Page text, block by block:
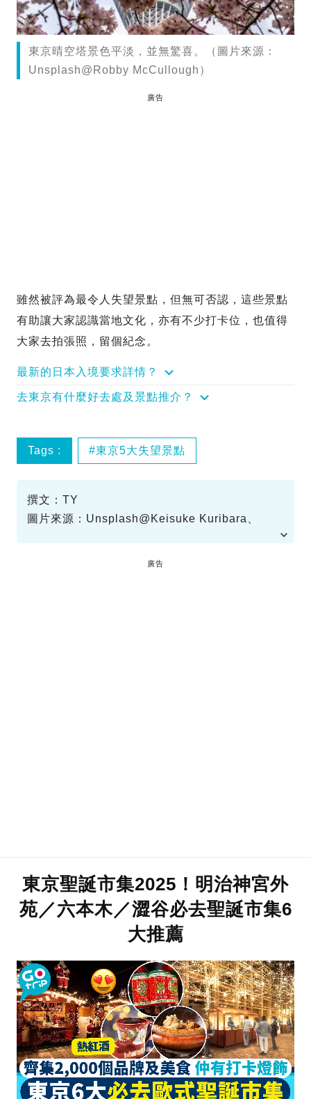
東京晴空塔景色平淡，並無驚喜。（圖片來源：
Unsplash@Robby McCullough）
廣告
雖然被評為最令人失望景點，但無可否認，這些景點
有助讓大家認識當地文化，亦有不少打卡位，也值得
大家去拍張照，留個紀念。
最新的日本入境要求詳情？
去東京有什麼好去處及景點推介？
Tags : 東京5大失望景點
撰文：TY
圖片來源：Unsplash@Keisuke Kuribara、
廣告
東京聖誕市集2025！明治神宮外
苑／六本木／澀谷必去聖誕市集6
大推薦